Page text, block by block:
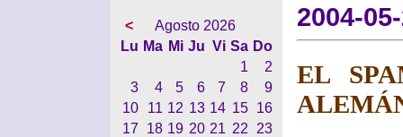
<
Agosto 2026
Lu Ma Mi Ju Vi Sa Do
1
2
3
4 5 6 7 8
9
10
11 12 13 14 15
16
17
18 19 20 21 22
23
2004-
EL